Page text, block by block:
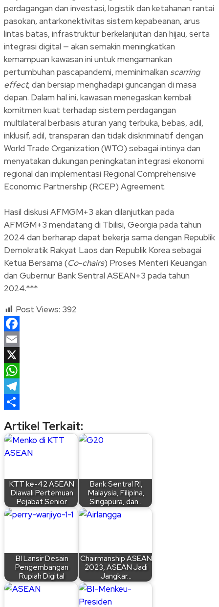
perdagangan dan investasi, logistik dan ketahanan rantai
pasokan, antarkonektivitas sistem kepabeanan, arus
lintas batas, infrastruktur berkelanjutan dan hijau, serta
integrasi digital — akan semakin meningkatkan
kemampuan kawasan ini untuk mengamankan
pertumbuhan pascapandemi, meminimalkan scarring
effect, dan bersiap menghadapi guncangan di masa
depan. Dalam hal ini, kawasan menegaskan kembali
komitmen kuat terhadap sistem perdagangan
multilateral berbasis aturan yang terbuka, bebas, adil,
inklusif, adil, transparan dan tidak diskriminatif dengan
World Trade Organization (WTO) sebagai intinya dan
menyatakan dukungan peningkatan integrasi ekonomi
regional dan implementasi Regional Comprehensive
Economic Partnership (RCEP) Agreement.
Hasil diskusi AFMGM+3 akan dilanjutkan pada
AFMGM+3 mendatang di Tbilisi, Georgia pada tahun
2024 dan berharap dapat bekerja sama dengan Republik
Demokratik Rakyat Laos dan Republik Korea sebagai
Ketua Bersama (Co-chairs) Proses Menteri Keuangan
dan Gubernur Bank Sentral ASEAN+3 pada tahun
2024.***
Post Views: 392
Facebook
Email
X
WhatsApp
Telegram
Artikel Terkait:
KTT ke-42 ASEAN
Diawali Pertemuan
Pejabat Senior
Bank Sentral RI,
Malaysia, Filipina,
Singapura, dan…
BI Lansir Desain
Pengembangan
Rupiah Digital
Chairmanship ASEAN
2023, ASEAN Jadi
Jangkar…